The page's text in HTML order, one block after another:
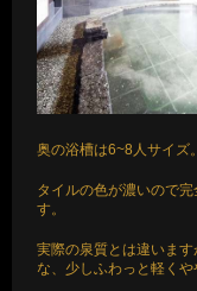
奥の浴槽は6~8人サイズ
タイルの色が濃いので
す。
実際の泉質とは違いま
な、少しふわっと軽くや